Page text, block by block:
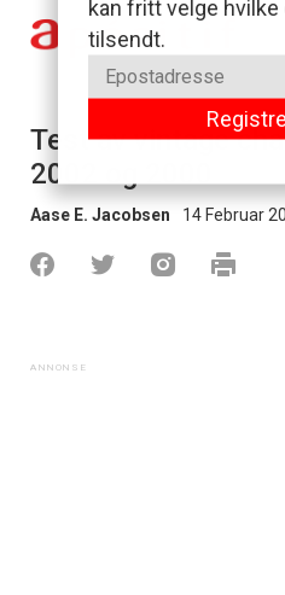
Test av vintage
2002 og 2000
Aase E. Jacobsen 14 Februar